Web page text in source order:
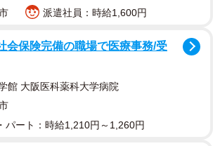
みの「つじ」（
@t_tsuji ）さんです。
たものが公開してみたら多くの人の需要
」と話します。個人利用なら自由に使用
の公開のほか、セブンイレブンのネット
できるようにしており、万博会場でも多
のマップを手に歩いています。（前回の
派遣社員：時給1,600円
会保険完備の職場で医療事務/受
館 大阪医科薬科大学病院
パート：時給1,210円～1,260円